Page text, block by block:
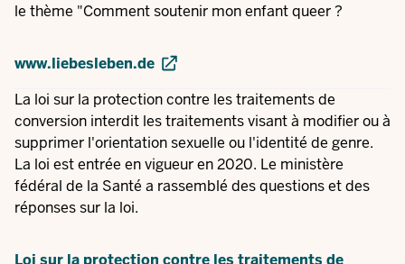
le thème "Comment soutenir mon enfant queer ?
www.liebesleben.de
La loi sur la protection contre les traitements de
conversion interdit les traitements visant à modifier ou à
supprimer l'orientation sexuelle ou l'identité de genre.
La loi est entrée en vigueur en 2020. Le ministère
fédéral de la Santé a rassemblé des questions et des
réponses sur la loi.
Loi sur la protection contre les traitements de